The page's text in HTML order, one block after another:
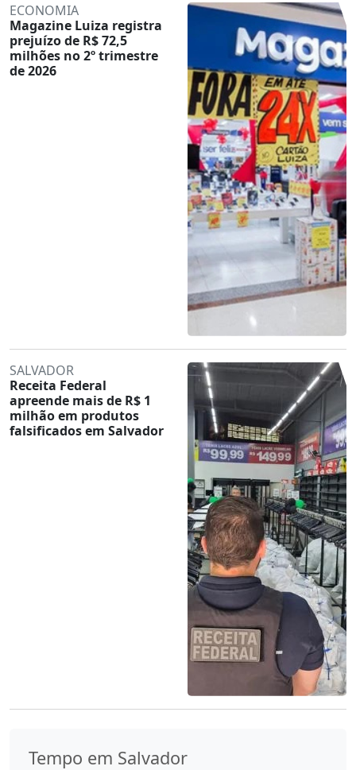
ECONOMIA
Magazine Luiza registra
prejuízo de R$ 72,5
milhões no 2º trimestre
de 2026
SALVADOR
Receita Federal
apreende mais de R$ 1
milhão em produtos
falsificados em Salvador
Tempo em Salvador